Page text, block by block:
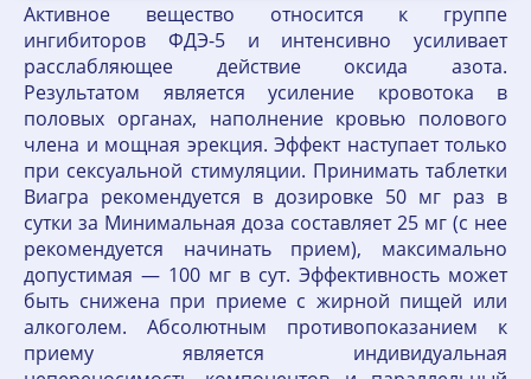
Активное вещество относится к группе
ингибиторов ФДЭ-5 и интенсивно усиливает
расслабляющее действие оксида азота.
Результатом является усиление кровотока в
половых органах, наполнение кровью полового
члена и мощная эрекция. Эффект наступает только
при сексуальной стимуляции. Принимать таблетки
Виагра рекомендуется в дозировке 50 мг раз в
сутки за Минимальная доза составляет 25 мг (с нее
рекомендуется начинать прием), максимально
допустимая — 100 мг в сут. Эффективность может
быть снижена при приеме с жирной пищей или
алкоголем. Абсолютным противопоказанием к
приему является индивидуальная